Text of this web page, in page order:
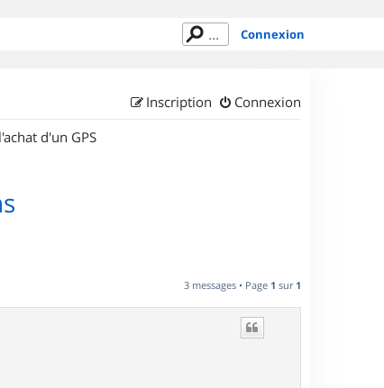
Connexion
Connexion
Inscription
d'un GPS
3 messages • Page 1 sur 1